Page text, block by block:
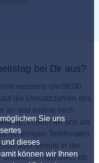
Sie uns
dieses
können wir Ihnen
bei Dir aus?
meistens um 08:00
die Umsatzzahlen des
an und widme mich
up, in dem wir uns als
mit einigen Telefonaten
oder bereits in der
Je nachdem, ob